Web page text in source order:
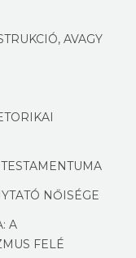
AVAGY
NŐISÉGE
A
FELÉ